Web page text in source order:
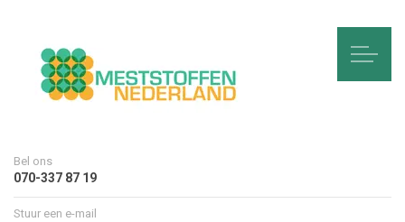
Bel ons
070-337 87 19
Stuur een e-mail